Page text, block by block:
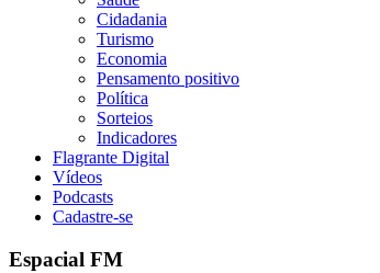
Cidadania
Turismo
Economia
Pensamento positivo
Política
Sorteios
Indicadores
Flagrante Digital
Vídeos
Podcasts
Cadastre-se
Espacial FM